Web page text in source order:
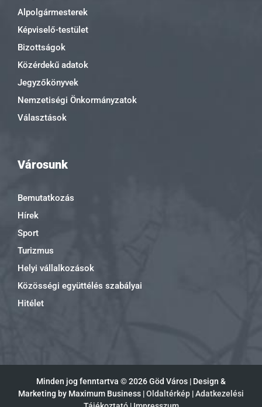
Alpolgármesterek
Képviselő-testület
Bizottságok
Közérdekű adatok
Jegyzőkönyvek
Nemzetiségi Önkormányzatok
Választások
Városunk
Bemutatkozás
Hírek
Sport
Turizmus
Helyi vállalkozások
Közösségi együttélés szabályai
Hitélet
Minden jog fenntartva ©2026 Göd Város | Design &
Marketing by Maximum Business |Oldaltérkép |Adatkezelési